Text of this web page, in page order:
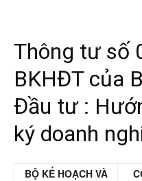
Thông tư số
BKHĐT của
Đầu tư :
ký doanh
BỘ KẾ HOẠCH VÀ